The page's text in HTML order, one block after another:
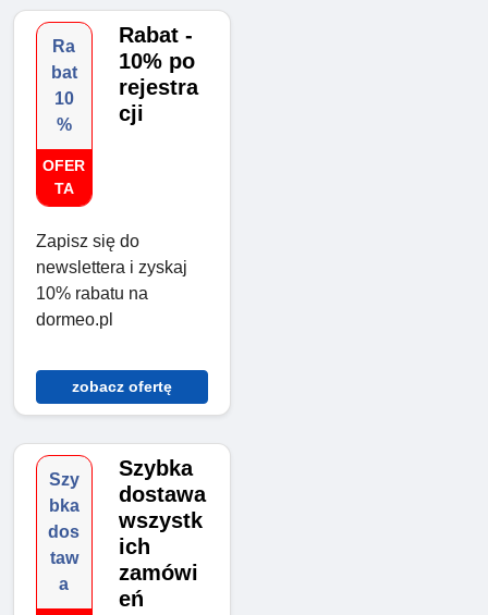
Ra
bat
10
%
OFER
TA
Rabat -
10% po
rejestra
cji
Zapisz się do
newslettera i zyskaj
10% rabatu na
dormeo.pl
zobacz ofertę
Szy
bka
dos
taw
a
Szybka
dostawa
wszystk
ich
zamówi
eń